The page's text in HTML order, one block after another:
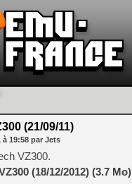
(21/09/11)
à 19:58 par Jets
VZ300.
(18/12/2012) (3.7 Mo)